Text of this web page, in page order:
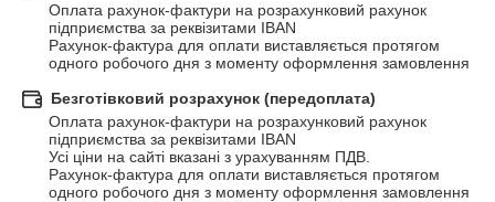
Оплата рахунок-фактури на розрахунковий рахунок
підприємства за реквізитами IBAN
Рахунок-фактура для оплати виставляється протягом
одного робочого дня з моменту оформлення замовлення
Безготівковий розрахунок (передоплата)
Оплата рахунок-фактури на розрахунковий рахунок
підприємства за реквізитами IBAN
Усі ціни на сайті вказані з урахуванням ПДВ.
Рахунок-фактура для оплати виставляється протягом
одного робочого дня з моменту оформлення замовлення